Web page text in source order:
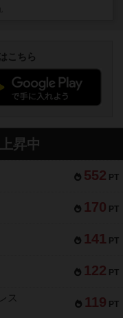
こちら
昇中
552 PT
170 PT
141 PT
122 PT
119 PT
ス